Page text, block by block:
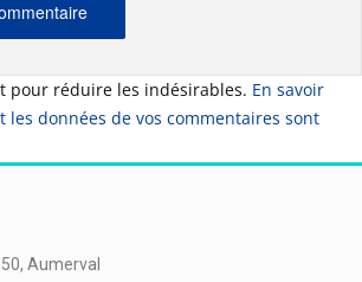
pour réduire les indésirables. En savoir
les données de vos commentaires sont
Aumerval